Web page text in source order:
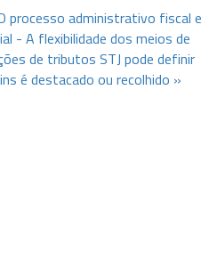
processo administrativo fiscal e
- A flexibilidade dos meios de
de tributos STJ pode definir
é destacado ou recolhido »